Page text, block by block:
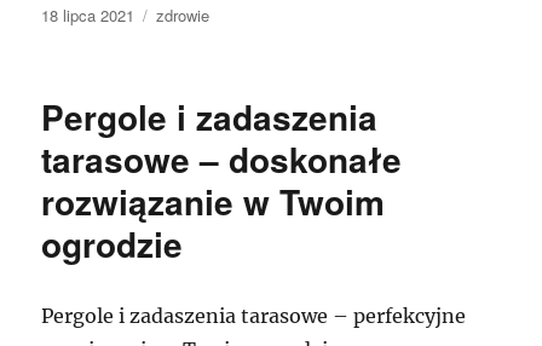
Data
18 lipca 2021 Kategorie
zdrowie
Pergole i zadaszenia
tarasowe – doskonałe
rozwiązanie w Twoim
ogrodzie
Pergole i zadaszenia tarasowe – perfekcyjne